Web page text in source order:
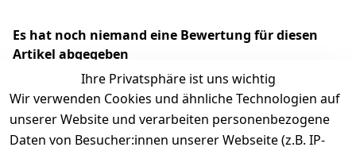
Es hat noch niemand eine Bewertung für diesen
Artikel abgegeben
Ihre Privatsphäre ist uns wichtig
Wir verwenden Cookies und ähnliche Technologien auf
unserer Website und verarbeiten personenbezogene
Daten von Besucher:innen unserer Webseite (z.B. IP-